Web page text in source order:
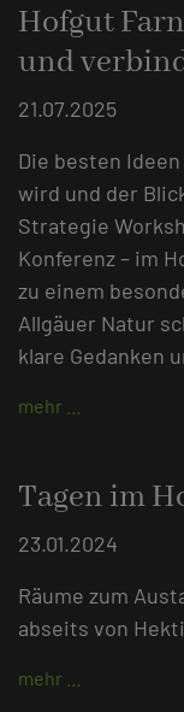
Hofgut
und
21.07.2025
Die besten
wird und der
Strategie
Konferenz – im
zu einem
Allgäuer Natur
klare Gedanken
mehr …
Tagen im
23.01.2024
Räume zum
abseits von
mehr …